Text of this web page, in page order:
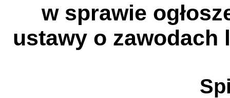
w sprawie
ustawy o zawodach